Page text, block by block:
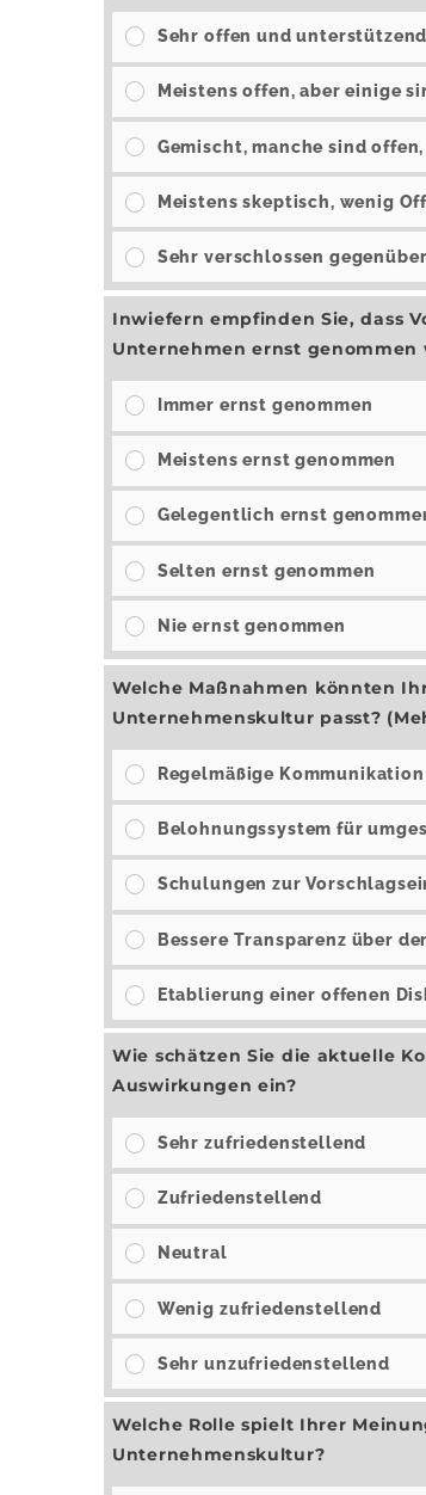
Sehr offen und unterstützend
Meistens offen, aber einige
Gemischt, manche sind
Meistens skeptisch, wenig
Sehr verschlossen
Inwiefern empfinden Sie, dass
Unternehmen ernst genommen
Immer ernst genommen
Meistens ernst genommen
Gelegentlich ernst
Selten ernst genommen
Nie ernst genommen
Welche Maßnahmen könnten
Unternehmenskultur passt?
Regelmäßige
Belohnungssystem für
Schulungen zur
Bessere Transparenz über
Etablierung einer offenen
Wie schätzen Sie die aktuelle
Auswirkungen ein?
Sehr zufriedenstellend
Zufriedenstellend
Neutral
Wenig zufriedenstellend
Sehr unzufriedenstellend
Welche Rolle spielt Ihrer
Unternehmenskultur?